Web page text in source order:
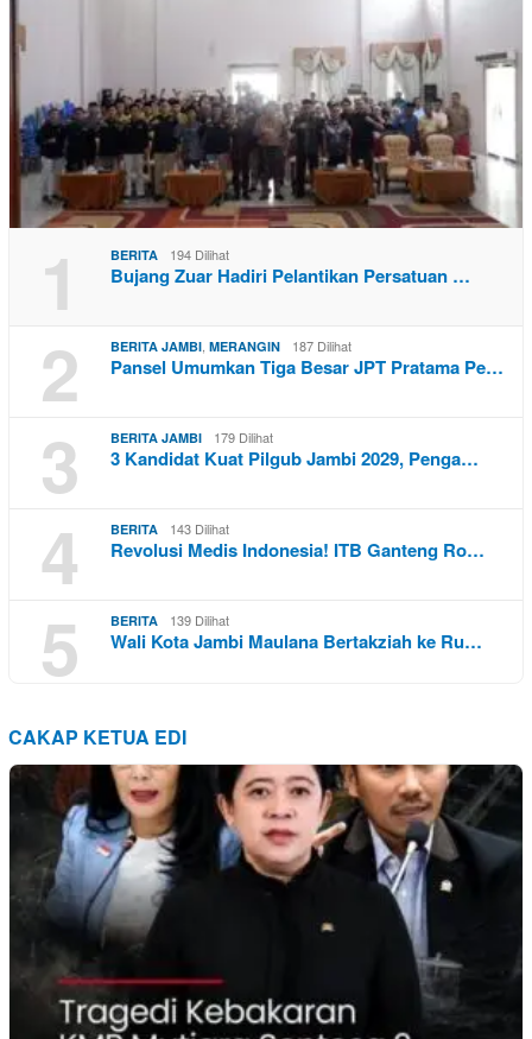
1 BERITA 194 Dilihat
Bujang Zuar Hadiri Pelantikan Persatuan …
2 BERITA JAMBI MERANGIN 187 Dilihat
Pansel Umumkan Tiga Besar JPT Pratama Pe…
3 BERITA JAMBI 179 Dilihat
3 Kandidat Kuat Pilgub Jambi 2029, Penga…
4 BERITA 143 Dilihat
Revolusi Medis Indonesia! ITB Ganteng Ro…
5 BERITA 139 Dilihat
Wali Kota Jambi Maulana Bertakziah ke Ru…
CAKAP KETUA EDI